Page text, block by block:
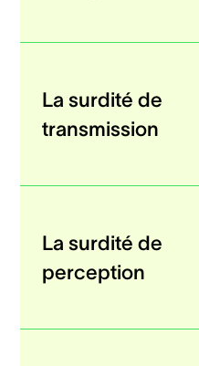
La surdité de
transmission
La surdité de
perception